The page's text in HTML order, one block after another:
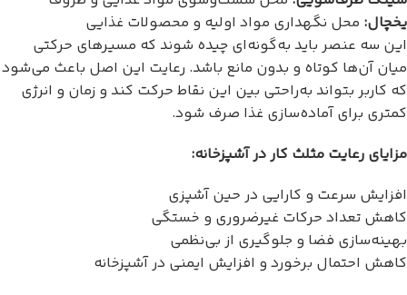
یخچال: محل نگهداری مواد اولیه و محصولات غذایی
این سه عنصر باید به‌گونه‌ای چیده شوند که مسیرهای حرکتی
میان آن‌ها کوتاه و بدون مانع باشد. رعایت این اصل باعث می‌شود
که کاربر بتواند به‌راحتی بین این نقاط حرکت کند و زمان و انرژی
کمتری برای آماده‌سازی غذا صرف شود.
مزایای رعایت مثلث کار در آشپزخانه:
افزایش سرعت و کارایی در حین آشپزی
کاهش تعداد حرکات غیرضروری و خستگی
بهینه‌سازی فضا و جلوگیری از بی‌نظمی
کاهش احتمال برخورد و افزایش ایمنی در آشپزخانه